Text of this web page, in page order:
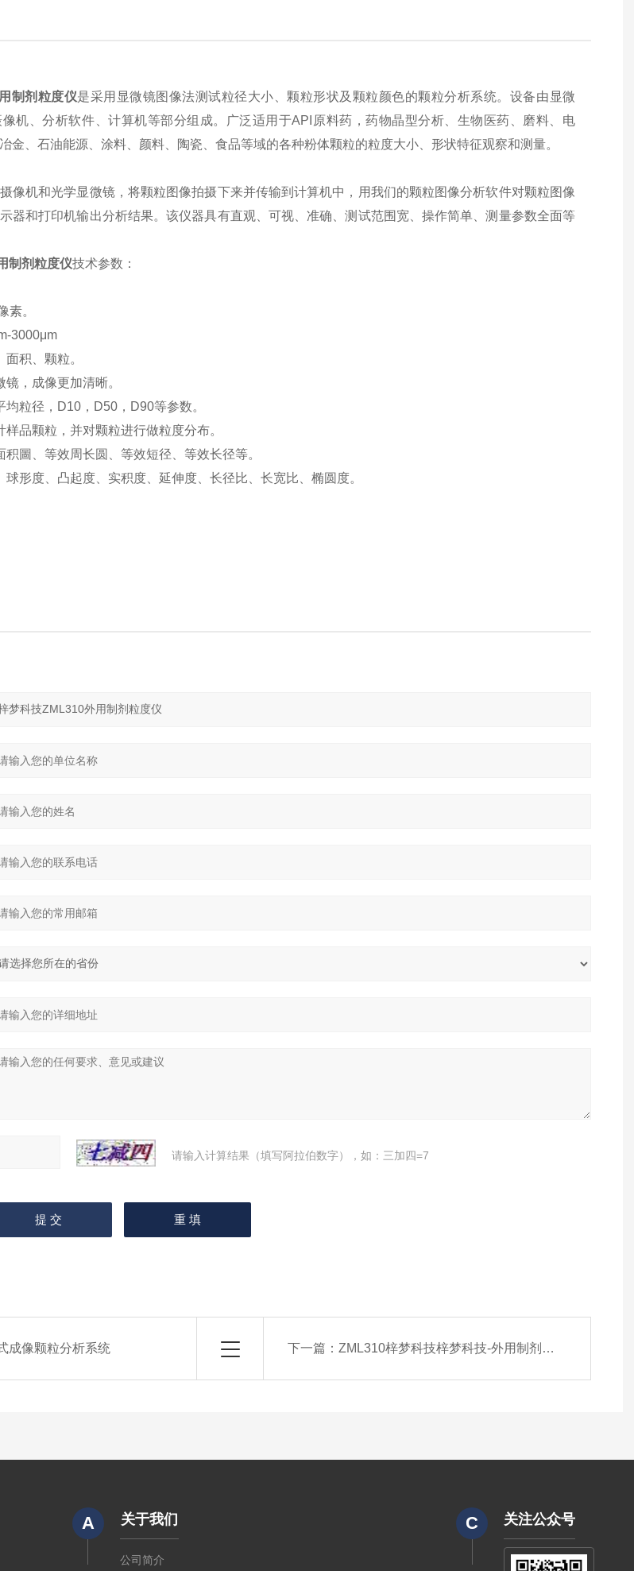
制剂粒度仪是采用显微镜图像法测试粒径大小、颗粒形状及颗粒颜色的颗粒分析系统。设备由显微
机、分析软件、计算机等部分组成。广泛适用于API原料药，药物晶型分析、生物医药、磨料、电
金、石油能源、涂料、颜料、陶瓷、食品等域的各种粉体颗粒的粒度大小、形状特征观察和测量。
像机和光学显微镜，将颗粒图像拍摄下来并传输到计算机中，用我们的颗粒图像分析软件对颗粒图像
器和打印机输出分析结果。该仪器具有直观、可视、准确、测试范围宽、操作简单、测量参数全面等
制剂粒度仪技术参数：
素。
3000μm
积、颗粒。
，成像更加清晰。
粒径，D10，D50，D90等参数。
品颗粒，并对颗粒进行做粒度分布。
圖、等效周长圆、等效短径、等效长径等。
形度、凸起度、实积度、延伸度、长径比、长宽比、椭圆度。
请输入计算结果（填写阿拉伯数字），如：三加四=7
成像颗粒分析系统 下一篇： ZML310梓梦科技梓梦科技-外用制剂粒度分析软件/仪器
A 关于我们
公司简介
C 关注公众号